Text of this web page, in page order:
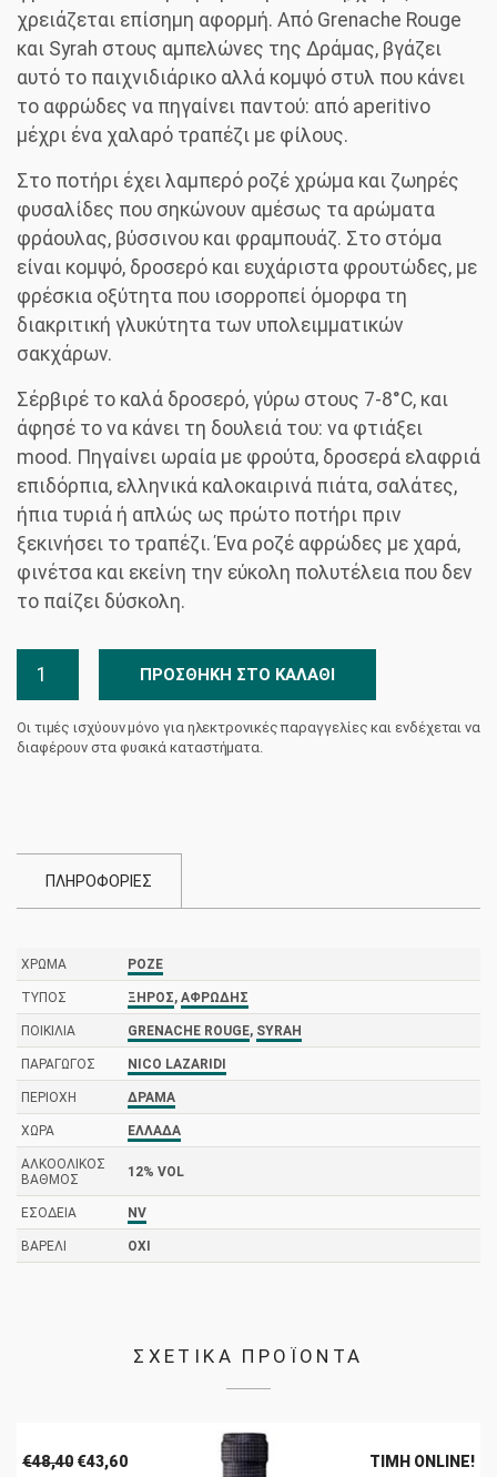
χρειάζεται επίσημη αφορμή. Από Grenache Rouge
και Syrah στους αμπελώνες της Δράμας, βγάζει
αυτό το παιχνιδιάρικο αλλά κομψό στυλ που κάνει
το αφρώδες να πηγαίνει παντού: από aperitivo
μέχρι ένα χαλαρό τραπέζι με φίλους.
Στο ποτήρι έχει λαμπερό ροζέ χρώμα και ζωηρές
φυσαλίδες που σηκώνουν αμέσως τα αρώματα
φράουλας, βύσσινου και φραμπουάζ. Στο στόμα
είναι κομψό, δροσερό και ευχάριστα φρουτώδες, με
φρέσκια οξύτητα που ισορροπεί όμορφα τη
διακριτική γλυκύτητα των υπολειμματικών
σακχάρων.
Σέρβιρέ το καλά δροσερό, γύρω στους 7-8°C, και
άφησέ το να κάνει τη δουλειά του: να φτιάξει
mood. Πηγαίνει ωραία με φρούτα, δροσερά ελαφριά
επιδόρπια, ελληνικά καλοκαιρινά πιάτα, σαλάτες,
ήπια τυριά ή απλώς ως πρώτο ποτήρι πριν
ξεκινήσει το τραπέζι. Ένα ροζέ αφρώδες με χαρά,
φινέτσα και εκείνη την εύκολη πολυτέλεια που δεν
το παίζει δύσκολη.
Solitaire
Brut
Nico
ΠΡΟΣΘΉΚΗ ΣΤΟ ΚΑΛΆΘΙ
Οι τιμές ισχύουν μόνο για ηλεκτρονικές παραγγελίες και ενδέχεται να
διαφέρουν στα φυσικά καταστήματα.
ΠΛΗΡΟΦΟΡΙΕΣ
ΧΡΏΜΑ ΡΟΖΈ
ΤΎΠΟΣ ΞΗΡΌΣ, ΑΦΡΏΔΗΣ
ΠΟΙΚΙΛΊΑ GRENACHE ROUGE, SYRAH
ΠΑΡΑΓΩΓΌΣ NICO LAZARIDI
ΠΕΡΙΟΧΉ ΔΡΆΜΑ
ΧΏΡΑ ΕΛΛΆΔΑ
ΑΛΚΟΟΛΙΚΌΣ
ΒΑΘΜΌΣ
12% VOL
ΕΣΟΔΕΊΑ NV
ΒΑΡΈΛΙ ΌΧΙ
ΣΧΕΤΙΚΑ ΠΡΟΪΟΝΤΑ
€48,40 Original
€43,60Η
ΤΙΜΉ ONLINE!